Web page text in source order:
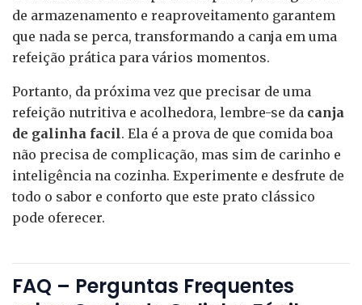
de armazenamento e reaproveitamento garantem
que nada se perca, transformando a canja em uma
refeição prática para vários momentos.
Portanto, da próxima vez que precisar de uma
refeição nutritiva e acolhedora, lembre-se da canja
de galinha facil. Ela é a prova de que comida boa
não precisa de complicação, mas sim de carinho e
inteligência na cozinha. Experimente e desfrute de
todo o sabor e conforto que este prato clássico
pode oferecer.
FAQ – Perguntas Frequentes